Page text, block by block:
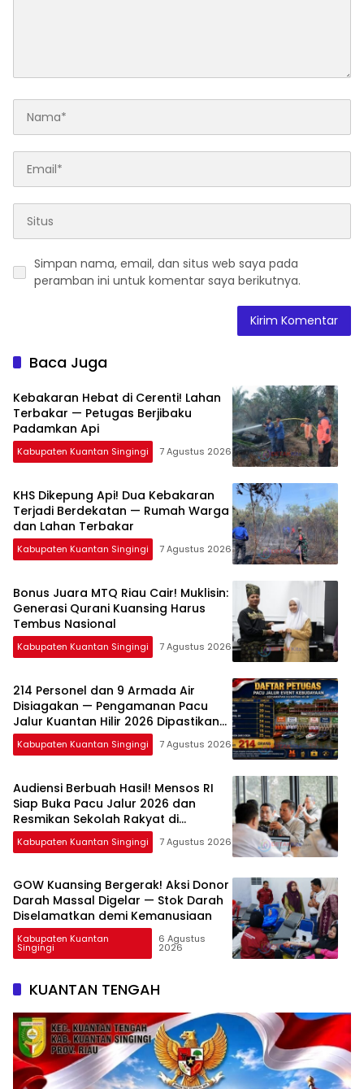
Simpan nama, email, dan situs web saya pada
peramban ini untuk komentar saya berikutnya.
Baca Juga
Kebakaran Hebat di Cerenti! Lahan
Terbakar — Petugas Berjibaku
Padamkan Api
Kabupaten Kuantan Singingi 7 Agustus 2026
KHS Dikepung Api! Dua Kebakaran
Terjadi Berdekatan — Rumah Warga
dan Lahan Terbakar
Kabupaten Kuantan Singingi 7 Agustus 2026
Bonus Juara MTQ Riau Cair! Muklisin:
Generasi Qurani Kuansing Harus
Tembus Nasional
Kabupaten Kuantan Singingi 7 Agustus 2026
214 Personel dan 9 Armada Air
Disiagakan — Pengamanan Pacu
Jalur Kuantan Hilir 2026 Dipastikan
Maksimal
Kabupaten Kuantan Singingi 7 Agustus 2026
Audiensi Berbuah Hasil! Mensos RI
Siap Buka Pacu Jalur 2026 dan
Resmikan Sekolah Rakyat di
Kuansing
Kabupaten Kuantan Singingi 7 Agustus 2026
GOW Kuansing Bergerak! Aksi Donor
Darah Massal Digelar — Stok Darah
Diselamatkan demi Kemanusiaan
Kabupaten Kuantan
Singingi
6 Agustus
2026
KUANTAN TENGAH